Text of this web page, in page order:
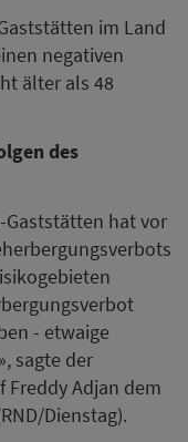
im Land
negativen
älter als 48
des
Gaststätten hat vor
- etwaige
sagte der
Adjan dem
Dienstag).